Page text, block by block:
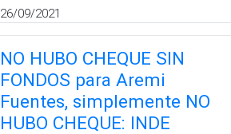
26/09/2021
NO HUBO CHEQUE SIN
FONDOS para Aremi
Fuentes, simplemente NO
HUBO CHEQUE: INDE